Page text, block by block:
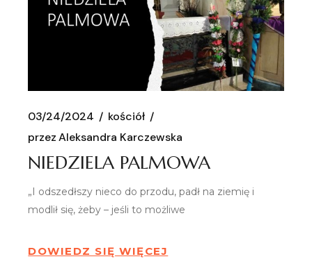
03/24/2024
kościół
przez Aleksandra Karczewska
NIEDZIELA PALMOWA
„I odszedłszy nieco do przodu, padł na ziemię i
modlił się, żeby – jeśli to możliwe
DOWIEDZ SIĘ WIĘCEJ